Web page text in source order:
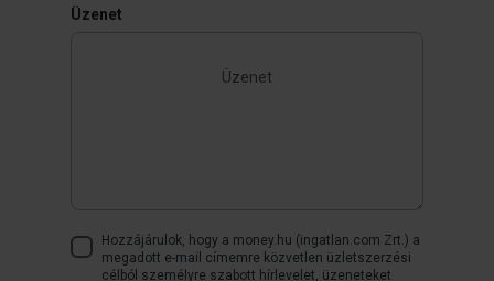
Üzenet
Hozzájárulok, hogy a money.hu (ingatlan.com Zrt.) a
megadott e-mail címemre közvetlen üzletszerzési
célból személyre szabott hírlevelet, üzeneteket